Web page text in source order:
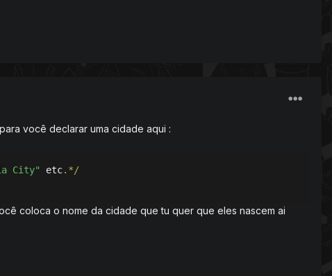
você declarar uma cidade aqui :
City" etc.*/
coloca o nome da cidade que tu quer que eles nascem ai